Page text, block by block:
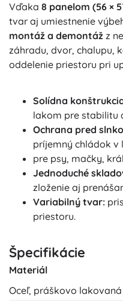
Vďaka 8 panelom (56 ×
tvar aj umiestnenie
montáž a demontáž z
záhradu, dvor, chalupu,
oddelenie priestoru pri
Solídna
lakom pre stabilitu
Ochrana pred
príjemný chládok v
pre psy, mačky,
Jednoduché
zloženie aj
Variabilný tvar:
priestoru.
Špecifikácie
Materiál
Oceľ, práškovo lakovaná